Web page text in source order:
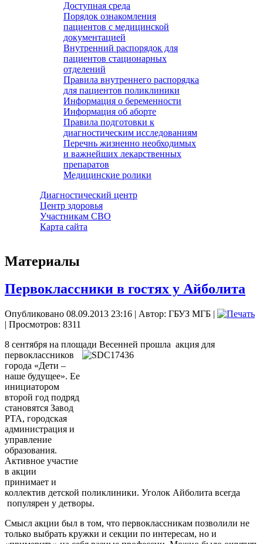
Доступная среда
Порядок ознакомления
пациентов с медицинской
документацией
Внутренний распорядок для
пациентов стационарных
отделений
Правила внутреннего распорядка
для пациентов поликлиники
Информация о беременности
Информация об аборте
Правила подготовки к
диагностическим исследованиям
Перечнь жизненно необходимых
и важнейших лекарственных
препаратов
Медицинские ролики
Диагностический центр
Центр здоровья
Участникам СВО
Карта сайта
Материалы
Первоклассники в гостях у Айболита
Опубликовано 08.09.2013 23:16 | Автор: ГБУЗ МГБ |
| Просмотров: 8311
8 сентября на площади Весенней прошла акция для
первоклассников
города «Дети –
наше будущее». Ее
инициатором
второй год подряд
становятся Завод
РТА, городская
администрация и
управление
образования.
Активное участие
в акции
принимает и
коллектив детской поликлиники. Уголок Айболита всегда
популярен у детворы.
Смысл акции был в том, что первоклассникам позволили не
только выбрать кружки и секции по интересам, но и